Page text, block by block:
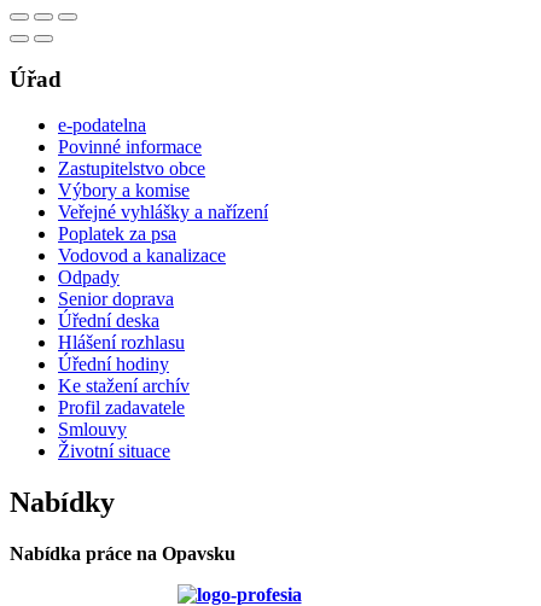
Úřad
e-podatelna
Povinné informace
Zastupitelstvo obce
Výbory a komise
Veřejné vyhlášky a nařízení
Poplatek za psa
Vodovod a kanalizace
Odpady
Senior doprava
Úřední deska
Hlášení rozhlasu
Úřední hodiny
Ke stažení archív
Profil zadavatele
Smlouvy
Životní situace
Nabídky
Nabídka práce na Opavsku